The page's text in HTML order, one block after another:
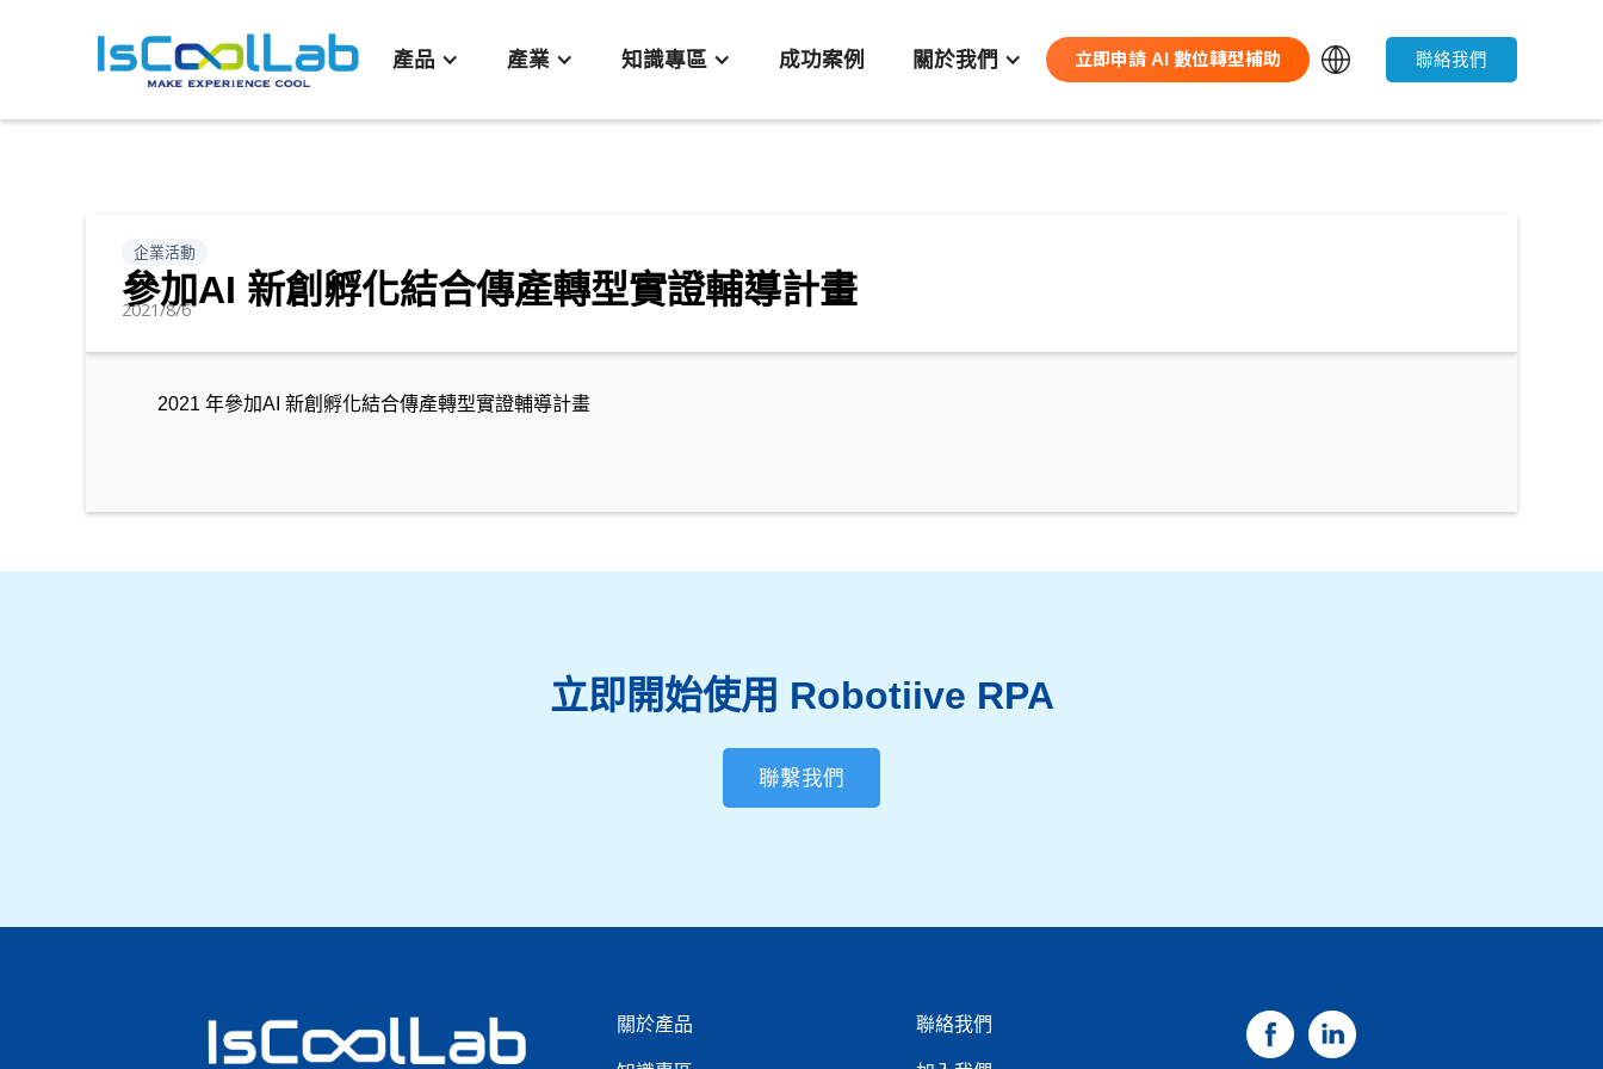
產品 產業 知識專區 成功案例 關於我們 立即申請 AI 數位轉型補助 聯絡我們
企業活動
參加AI 新創孵化結合傳產轉型實證輔導計畫
2021/8/6
2021 年參加AI 新創孵化結合傳產轉型實證輔導計畫
立即開始使用 Robotiive RPA
聯繫我們
關於產品 聯絡我們